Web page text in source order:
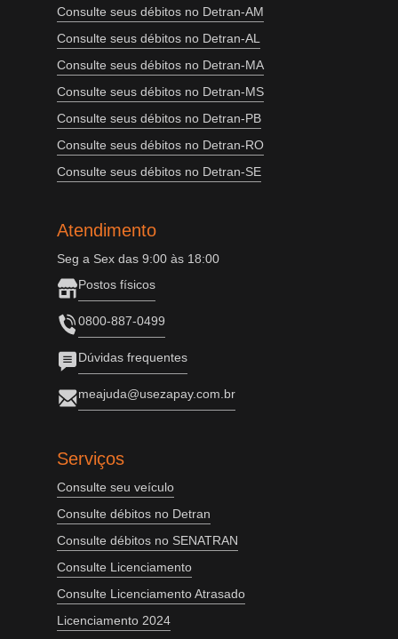
Consulte seus débitos no Detran-AM
Consulte seus débitos no Detran-AL
Consulte seus débitos no Detran-MA
Consulte seus débitos no Detran-MS
Consulte seus débitos no Detran-PB
Consulte seus débitos no Detran-RO
Consulte seus débitos no Detran-SE
Atendimento
Seg a Sex das 9:00 às 18:00
Postos físicos
0800-887-0499
Dúvidas frequentes
meajuda@usezapay.com.br
Serviços
Consulte seu veículo
Consulte débitos no Detran
Consulte débitos no SENATRAN
Consulte Licenciamento
Consulte Licenciamento Atrasado
Licenciamento 2024